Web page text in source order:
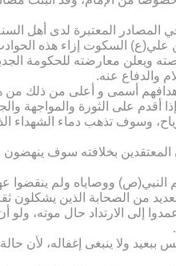
المصادر المعتبرة لدى أهل
علي(ع) السکوت إزاء هذه
ویعلن معارضته للحکومة
والدفاع عنه.
أهدافهم أسمى و أعلى من
إذا أقدم على الثورة
وسوف تذهب دماء الشهداء
بخلافته سوف
من الصحابة الذین یشکلون
النبي عمدوا إلى الارتداد حال
ولا ینبغی إغفاله، لأن حالة